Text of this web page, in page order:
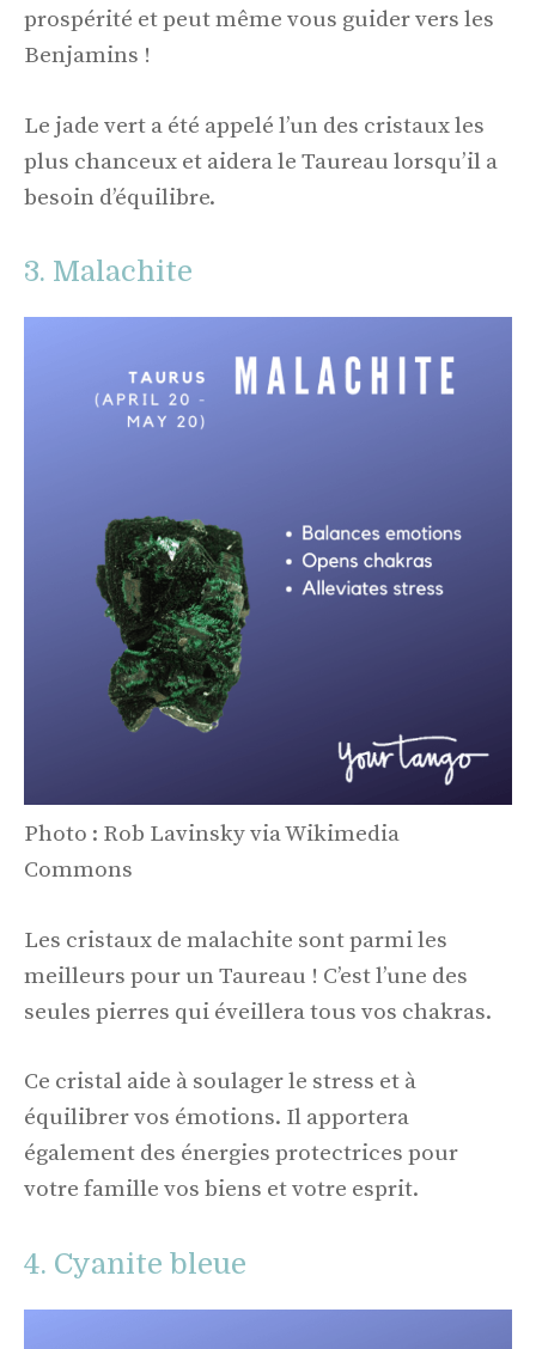
prospérité et peut même vous guider vers les
Benjamins !
Le jade vert a été appelé l’un des cristaux les
plus chanceux et aidera le Taureau lorsqu’il a
besoin d’équilibre.
3. Malachite
Photo : Rob Lavinsky via Wikimedia
Commons
Les cristaux de malachite sont parmi les
meilleurs pour un Taureau ! C’est l’une des
seules pierres qui éveillera tous vos chakras.
Ce cristal aide à soulager le stress et à
équilibrer vos émotions. Il apportera
également des énergies protectrices pour
votre famille vos biens et votre esprit.
4. Cyanite bleue